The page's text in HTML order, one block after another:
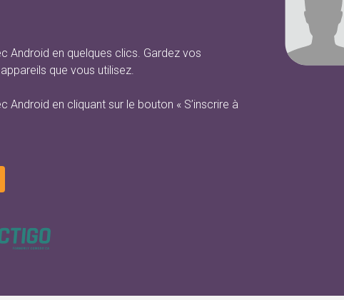
Android en quelques clics. Gardez vos
que vous utilisez.
Android en cliquant sur le bouton « S’inscrire à